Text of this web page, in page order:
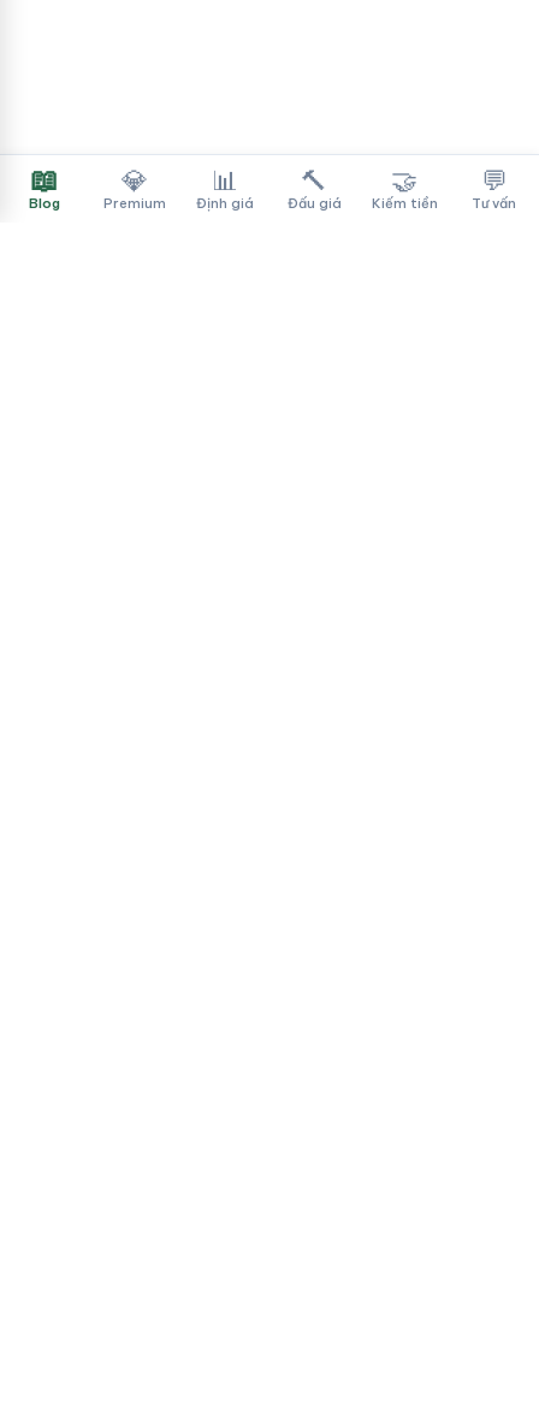
📖
Blog
💎
Premium
📊
Định giá
🔨
Đấu giá
🤝
Kiếm tiền
💬
Tư vấn